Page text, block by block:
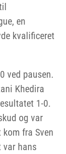
en
kvalificeret
ved pausen.
Khedira
1-0.
og var
fra Sven
var hans